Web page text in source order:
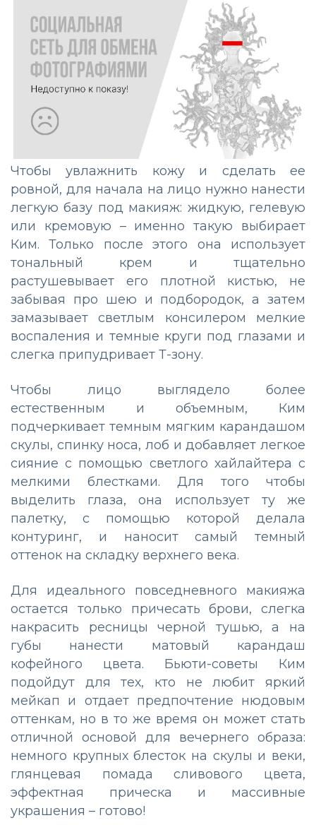
Чтобы увлажнить кожу и сделать ее
ровной, для начала на лицо нужно нанести
легкую базу под макияж: жидкую, гелевую
или кремовую – именно такую выбирает
Ким. Только после этого она использует
тональный крем и тщательно
растушевывает его плотной кистью, не
забывая про шею и подбородок, а затем
замазывает светлым консилером мелкие
воспаления и темные круги под глазами и
слегка припудривает Т-зону.
Чтобы лицо выглядело более
естественным и объемным, Ким
подчеркивает темным мягким карандашом
скулы, спинку носа, лоб и добавляет легкое
сияние с помощью светлого хайлайтера с
мелкими блестками. Для того чтобы
выделить глаза, она использует ту же
палетку, с помощью которой делала
контуринг, и наносит самый темный
оттенок на складку верхнего века.
Для идеального повседневного макияжа
остается только причесать брови, слегка
накрасить ресницы черной тушью, а на
губы нанести матовый карандаш
кофейного цвета. Бьюти-советы Ким
подойдут для тех, кто не любит яркий
мейкап и отдает предпочтение нюдовым
оттенкам, но в то же время он может стать
отличной основой для вечернего образа:
немного крупных блесток на скулы и веки,
глянцевая помада сливового цвета,
эффектная прическа и массивные
украшения – готово!